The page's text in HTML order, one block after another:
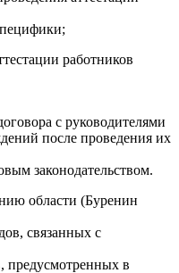
работников
с руководителями
после проведения их
законодательством.
области (Буренин
связанных с
предусмотренных в